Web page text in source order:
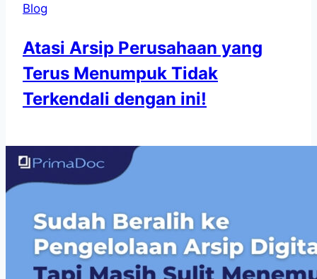
Blog
Atasi Arsip Perusahaan yang
Terus Menumpuk Tidak
Terkendali dengan ini!